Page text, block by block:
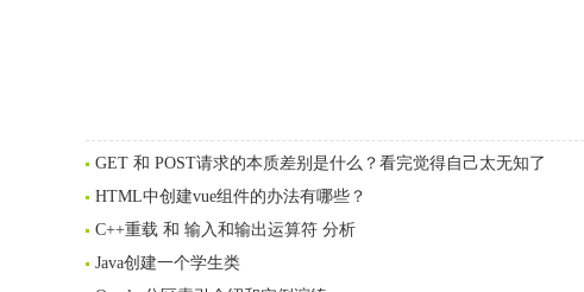
GET 和 POST请求的本质差别是什么？看完觉得自己太无知了
HTML中创建vue组件的办法有哪些？
C++重载 和 输入和输出运算符 分析
Java创建一个学生类